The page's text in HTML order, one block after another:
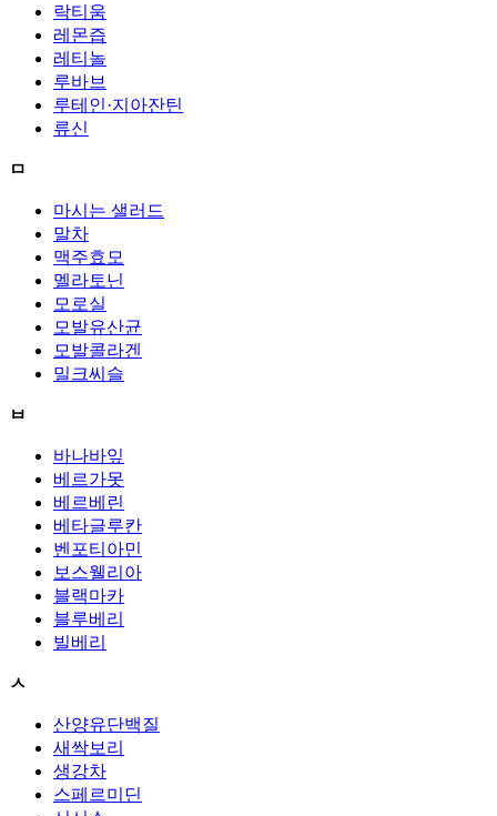
락티움
레몬즙
레티놀
루바브
루테인·지아잔틴
류신
ㅁ
마시는 샐러드
말차
맥주효모
멜라토닌
모로실
모발유산균
모발콜라겐
밀크씨슬
ㅂ
바나바잎
베르가못
베르베린
베타글루칸
벤포티아민
보스웰리아
블랙마카
블루베리
빌베리
ㅅ
산양유단백질
새싹보리
생강차
스페르미딘